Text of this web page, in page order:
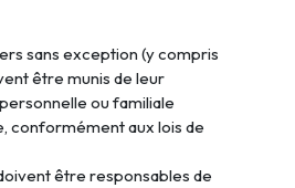
sans exception (y compris
être munis de leur
ou familiale
conformément aux lois de
être responsables de